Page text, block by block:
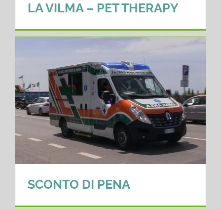
LA VILMA – PET THERAPY
SCONTO DI PENA